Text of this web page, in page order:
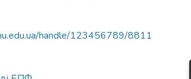
handle/123456789/8811